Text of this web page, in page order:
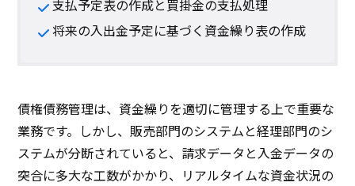
支払予定表の作成と買掛金の支払処理
将来の入出金予定に基づく資金繰り表の作成
債権債務管理は、資金繰りを適切に管理する上で重要な
業務です。しかし、販売部門のシステムと経理部門のシ
ステムが分断されていると、請求データと入金データの
突合に多大な工数がかかり、リアルタイムな資金状況の